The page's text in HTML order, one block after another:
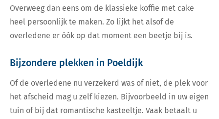
Overweeg dan eens om de klassieke koffie met cake
heel persoonlijk te maken. Zo lijkt het alsof de
overledene er óók op dat moment een beetje bij is.
Bijzondere plekken in Poeldijk
Of de overledene nu verzekerd was of niet, de plek voor
het afscheid mag u zelf kiezen. Bijvoorbeeld in uw eigen
tuin of bij dat romantische kasteeltje. Vaak betaalt u